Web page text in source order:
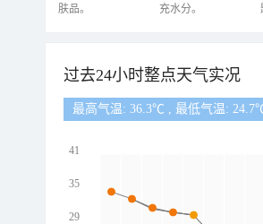
肤品。
充水分。
过去24小时整点天气实况
最高气温: 36.3℃ , 最低气温:
41
35
29